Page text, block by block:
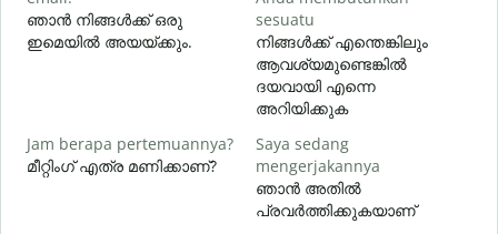
ഞാൻ നിങ്ങൾക്ക് ഒരു
ഇമെയിൽ അയയ്ക്കും.
sesuatu
നിങ്ങൾക്ക് എന്തെങ്കിലും
ആവശ്യമുണ്ടെങ്കിൽ
ദയവായി എന്നെ
അറിയിക്കുക
Jam berapa pertemuannya?
മീറ്റിംഗ് എത്ര മണിക്കാണ്?
Saya sedang
mengerjakannya
ഞാൻ അതിൽ
പ്രവർത്തിക്കുകയാണ്